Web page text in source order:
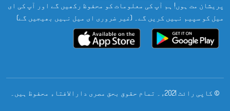
پریشان مت ہوں! ہم آپ کی معلومات کو محفوظ رکھیں گے اور آپ کی ای
میل کو سپیم نہیں کریں گے۔ (غیر ضروری ای میل نہیں بھیجیں گے)
© کاپی رائٹ 2021ء۔ تمام حقوق بحق مصری دارالافتاء محفوظ ہیں۔